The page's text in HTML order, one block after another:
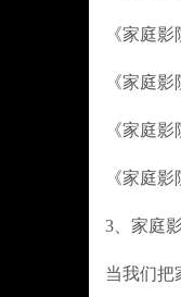
《家庭
《家庭
《家庭
《家庭
3、家庭
当我们把